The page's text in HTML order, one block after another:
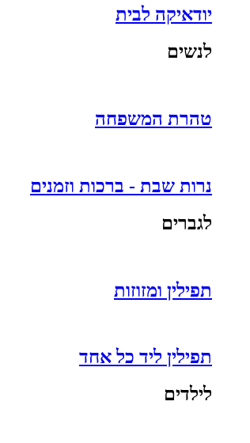
יודאיקה לבית
לנשים
טהרת המשפחה
נרות שבת - ברכות וזמנים
לגברים
תפילין ומזוזות
תפילין ליד כל אחד
לילדים